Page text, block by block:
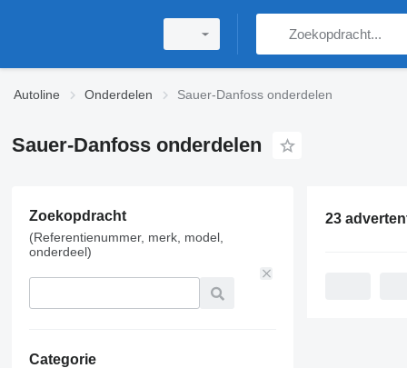
Autoline Onderdelen Sauer-Danfoss onderdelen
Sauer-Danfoss onderdelen
Zoekopdracht
(Referentienummer, merk, model,
onderdeel)
Categorie
23